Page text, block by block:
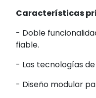
Características
- Doble
fiable.
- Las tecnologías
- Diseño modular